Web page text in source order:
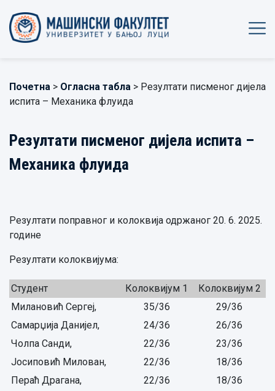
Почетна > Огласна табла > Резултати писменог дијела
испита – Механика флуида
Резултати писменог дијела испита –
Механика флуида
Резултати поправног и колоквија одржаног 20. 6. 2025.
године
Резултати колоквијума:
Студент Колоквијум 1
Колоквијум 2
Милановић Сергеј,
35/36
29/36
Самарџија Данијел,
24/36
26/36
Чолпа Санди,
22/36
23/36
Јосиповић Милован,
22/36
18/36
Пераћ Драгана,
22/36
18/36